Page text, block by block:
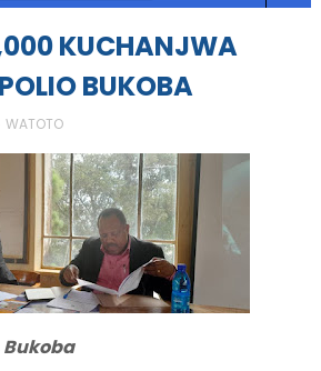
KUCHANJWA
BUKOBA
WATOTO